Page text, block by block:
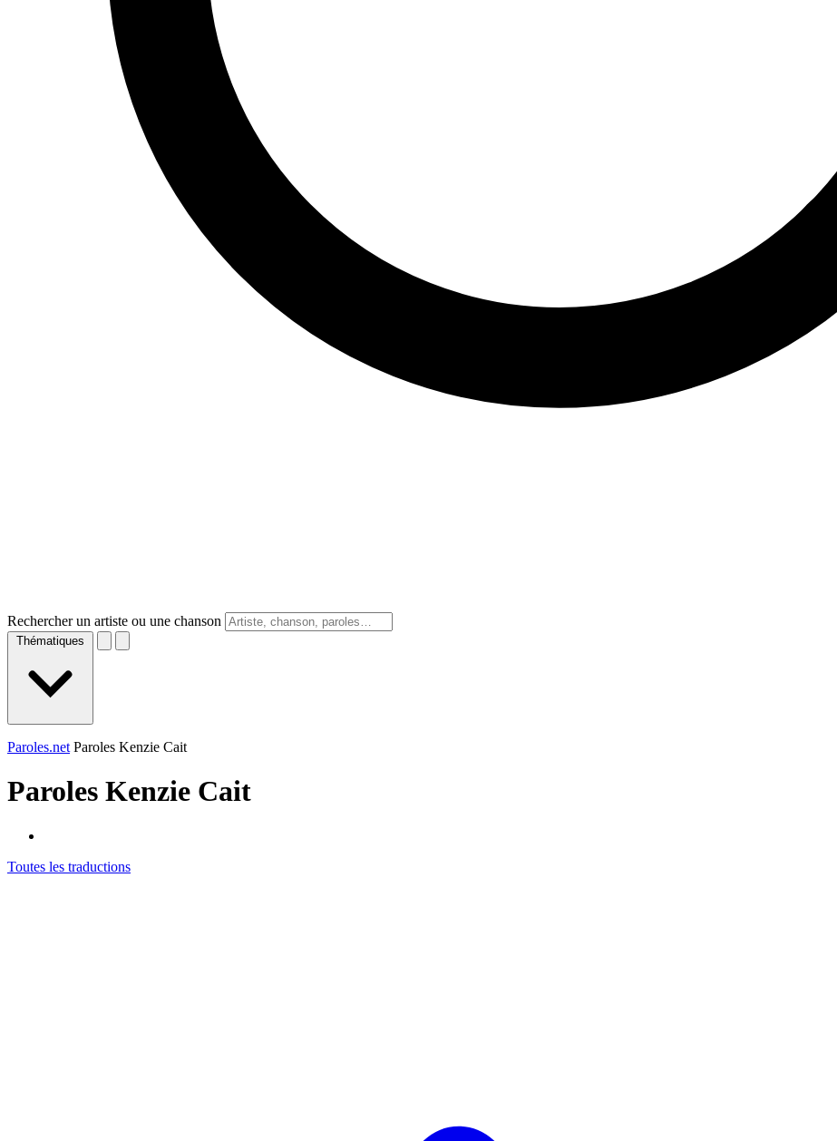
Rechercher un artiste ou une chanson
Thématiques
Paroles.net Paroles Kenzie Cait
Paroles Kenzie Cait
Toutes les traductions